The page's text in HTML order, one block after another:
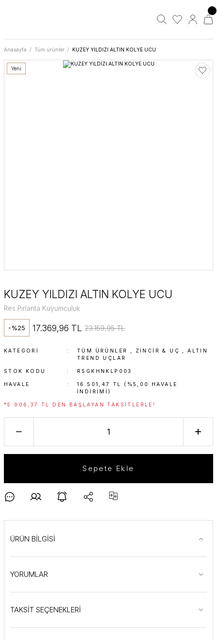
Anasayfa Tüm ürünler KUZEY YILDIZI ALTIN KOLYE UCU
Yeni
KUZEY YILDIZI ALTIN KOLYE UCU
Res Pırlanta Kuyumculuk
-%25 17.369,96 TL 23.159,95 TL
KATEGORI TÜM ÜRÜNLER ZINCIR & UÇ ,ALTIN
TREND UÇLAR
STOK KODU RSGKHNKLP003
HAVALE
16.501,47 TL (%5,00 HAVALE
INDIRIMI)
*5.906,37 TL DEN BAŞLAYAN TAKSITLERLE!
Sepete Ekle
ÜRÜN BİLGİSİ
YORUMLAR
TAKSİT SEÇENEKLERİ